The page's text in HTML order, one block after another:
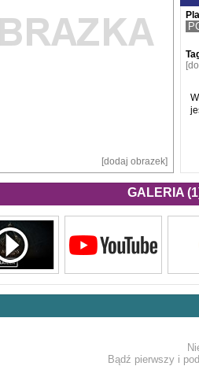
[dodaj obrazek]
GALERIA
Bądź pierwszy i